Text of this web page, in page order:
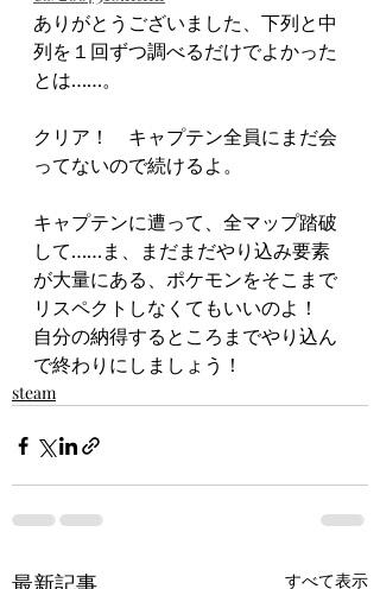
ありがとうございました、下列と中
列を１回ずつ調べるだけでよかった
とは……。
クリア！　キャプテン全員にまだ会
ってないので続けるよ。
キャプテンに遭って、全マップ踏破
して……ま、まだまだやり込み要素
が大量にある、ポケモンをそこまで
リスペクトしなくてもいいのよ！
自分の納得するところまでやり込ん
で終わりにしましょう！
steam
最新記事 すべて表示